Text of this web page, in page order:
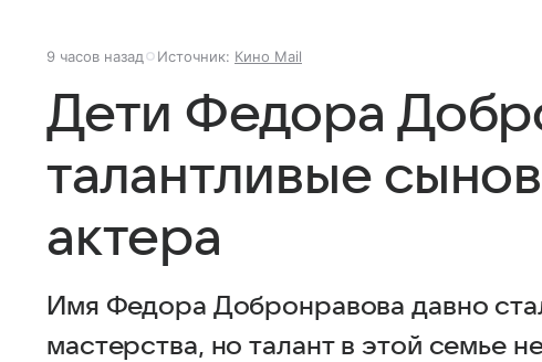
9 часов назад Источник: Кино Mail
Дети Федора
талантливые
актера
Имя Федора Добронравова давно
мастерства, но талант в этой семье